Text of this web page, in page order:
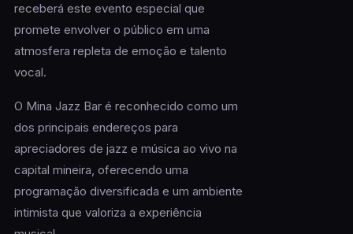
receberá este evento especial que
promete envolver o público em uma
atmosfera repleta de emoção e talento
vocal.
O Mina Jazz Bar é reconhecido como um
dos principais endereços para
apreciadores de jazz e música ao vivo na
capital mineira, oferecendo uma
programação diversificada e um ambiente
intimista que valoriza a experiência